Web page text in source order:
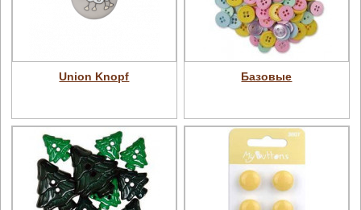
Union Knopf Базовые